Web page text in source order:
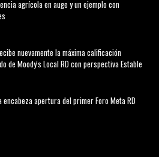
agrícola en auge y un ejemplo con
nuevamente la máxima calificación
de Moody's Local RD con perspectiva Estable
apertura del primer Foro Meta RD